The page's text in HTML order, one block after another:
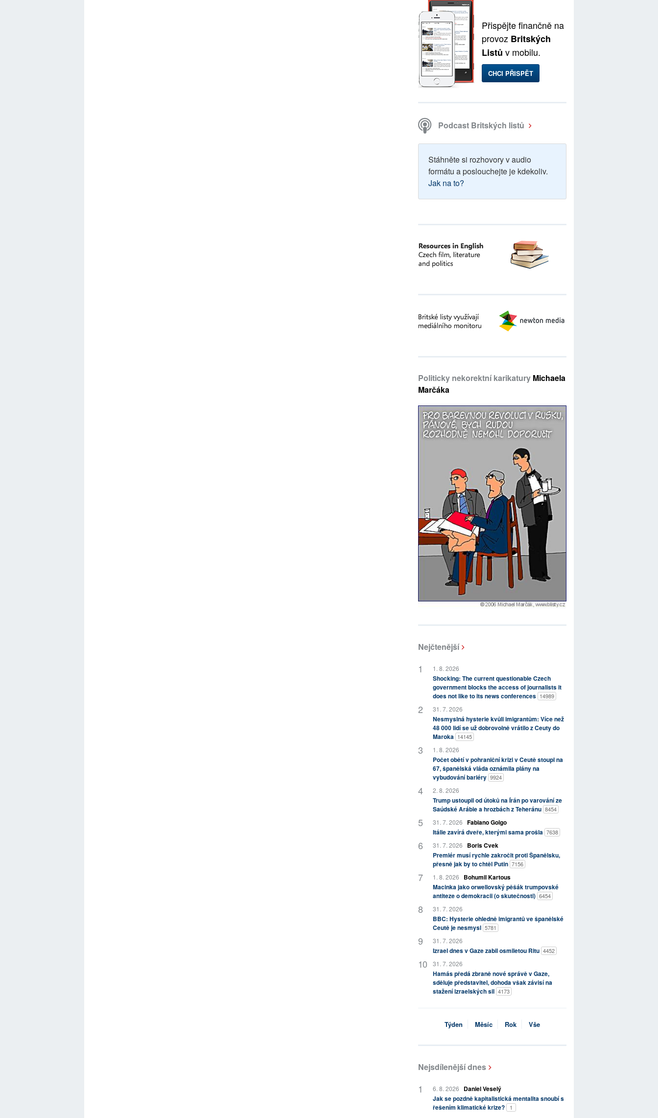
Přispějte finančně na
provoz Britských
Listů v mobilu.
CHCI PŘISPĚT
Podcast Britských listů
Stáhněte si rozhovory v audio
formátu a poslouchejte je kdekoliv.
Jak na to?
Politicky nekorektní karikatury Michaela
Marčáka
Nejčtenější
1. 8. 2026
Shocking: The current questionable Czech
government blocks the access of journalists it
does not like to its news conferences 14989
31. 7. 2026
Nesmyslná hysterie kvůli imigrantům: Více než
48 000 lidí se už dobrovolně vrátilo z Ceuty do
Maroka 14145
1. 8. 2026
Počet obětí v pohraniční krizi v Ceutě stoupl na
67, španělská vláda oznámila plány na
vybudování bariéry 9924
2. 8. 2026
Trump ustoupil od útoků na Írán po varování ze
Saúdské Arábie a hrozbách z Teheránu 8454
31. 7. 2026 Fabiano Golgo
Itálie zavírá dveře, kterými sama prošla 7638
31. 7. 2026
Boris Cvek
Premiér musí rychle zakročit proti Španělsku,
přesně jak by to chtěl Putin 7156
1. 8. 2026
Bohumil Kartous
Macinka jako orwellovský pěšák trumpovské
antiteze o demokracii (o skutečnosti) 6454
31. 7. 2026
BBC: Hysterie ohledně imigrantů ve španělské
Ceutě je nesmysl 5781
31. 7. 2026
Izrael dnes v Gaze zabil osmiletou Ritu 4452
31. 7. 2026
Hamás předá zbraně nové správě v Gaze,
sděluje představitel, dohoda však závisí na
stažení izraelských sil 4173
Týden Měsíc Rok Vše
Nejsdílenější dnes
6. 8. 2026
Daniel Veselý
Jak se pozdně kapitalistická mentalita snoubí s
řešením klimatické krize?
1